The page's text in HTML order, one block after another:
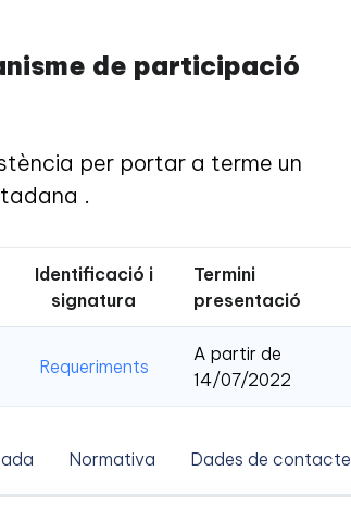
de participació
per portar a terme un
.
Identificació i
signatura
Termini
presentació
Requeriments
A partir de
14/07/2022
Normativa Dades de contacte